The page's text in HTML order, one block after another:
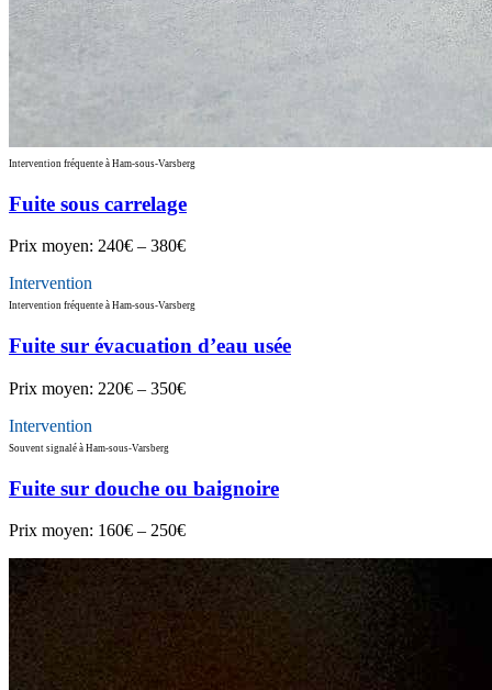
Intervention fréquente à Ham-sous-Varsberg
Fuite sous carrelage
Prix moyen: 240€ – 380€
Intervention
Intervention fréquente à Ham-sous-Varsberg
Fuite sur évacuation d’eau usée
Prix moyen: 220€ – 350€
Intervention
Souvent signalé à Ham-sous-Varsberg
Fuite sur douche ou baignoire
Prix moyen: 160€ – 250€